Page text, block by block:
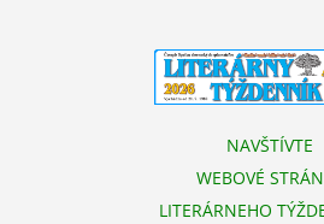
NAVŠTÍVTE
WEBOVÉ
LITERÁRNEHO